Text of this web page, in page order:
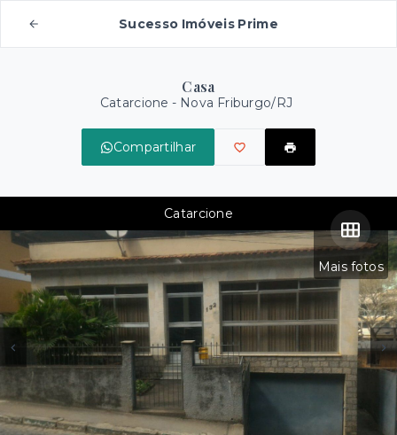
Sucesso Imóveis Prime
Casa
Catarcione - Nova Friburgo/RJ
Compartilhar
Mais fotos
Catarcione